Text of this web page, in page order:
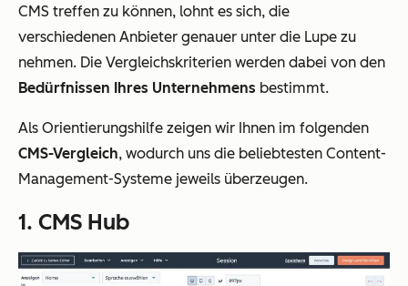
CMS treffen zu können, lohnt es sich, die
verschiedenen Anbieter genauer unter die Lupe zu
nehmen. Die Vergleichskriterien werden dabei von den
Bedürfnissen Ihres Unternehmens bestimmt.
Als Orientierungshilfe zeigen wir Ihnen im folgenden
CMS-Vergleich, wodurch uns die beliebtesten Content-
Management-Systeme jeweils überzeugen.
1. CMS Hub